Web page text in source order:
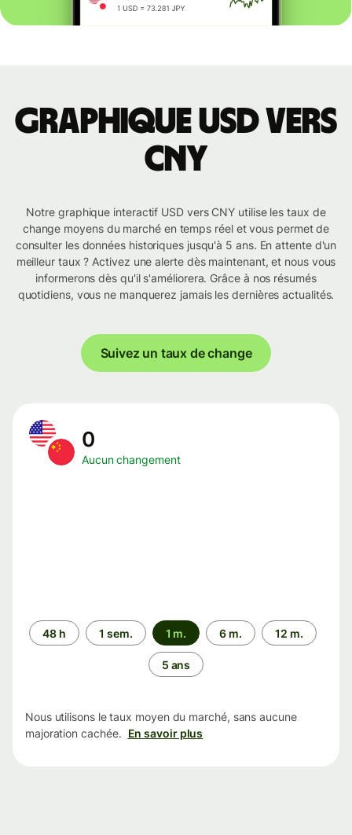
Graphique USD vers
CNY
Notre graphique interactif USD vers CNY utilise les taux de
change moyens du marché en temps réel et vous permet de
consulter les données historiques jusqu'à 5 ans. En attente d'un
meilleur taux ? Activez une alerte dès maintenant, et nous vous
informerons dès qu'il s'améliorera. Grâce à nos résumés
quotidiens, vous ne manquerez jamais les dernières actualités.
Suivez un taux de change
0
Aucun changement
Période
48 h 1 sem. 1 m. 6 m. 12 m.
5 ans
Nous utilisons le taux moyen du marché, sans aucune
majoration cachée. En savoir plus